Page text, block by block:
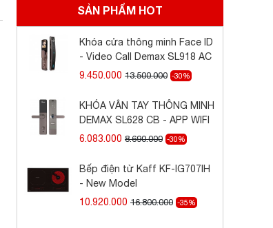
SẢN PHẨM HOT
Khóa cửa thông minh Face ID
- Video Call Demax SL918 AC
9.450.000 13.500.000 -30%
KHÓA VÂN TAY THÔNG MINH
DEMAX SL628 CB - APP WIFI
6.083.000 8.690.000 -30%
Bếp điện từ Kaff KF-IG707IH
- New Model
10.920.000 16.800.000 -35%